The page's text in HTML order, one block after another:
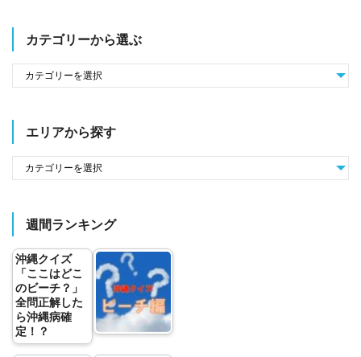
カテゴリーから選ぶ
エリアから探す
週間ランキング
沖縄クイズ
「ここはどこ
のビーチ？」
全問正解した
ら沖縄病確
定！？